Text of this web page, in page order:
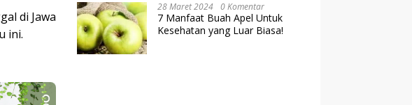
di Jawa
ini.
28 Maret 2024 0 Komentar
7 Manfaat Buah Apel Untuk
Kesehatan yang Luar Biasa!